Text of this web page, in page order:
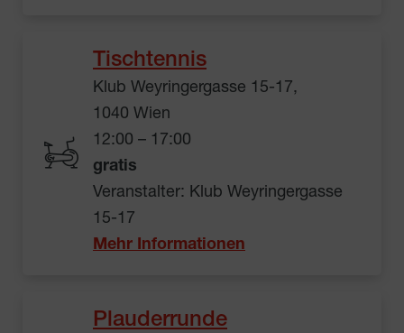
Tischtennis
Klub Weyringergasse 15-17,
1040 Wien
12:00 – 17:00
gratis
Veranstalter: Klub Weyringergasse
15-17
Mehr Informationen
Plauderrunde